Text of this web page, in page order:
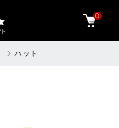
0
ハット